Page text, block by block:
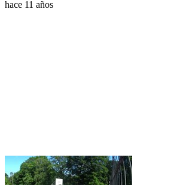
hace 11 años